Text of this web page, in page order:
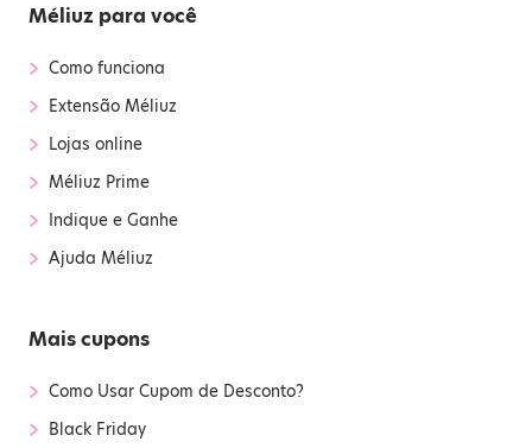
Méliuz para você
› Como funciona
› Extensão Méliuz
› Lojas online
› Méliuz Prime
› Indique e Ganhe
› Ajuda Méliuz
Mais cupons
› Como Usar Cupom de Desconto?
› Black Friday